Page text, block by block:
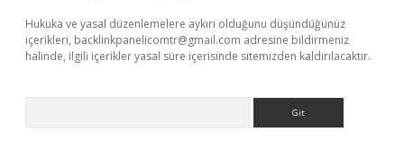
Hukuka ve yasal düzenlemelere aykırı olduğunu düşündüğünüz
içerikleri, backlinkpanelicomtr@gmail.com adresine bildirmeniz
halinde, ilgili içerikler yasal süre içerisinde sitemizden kaldırılacaktır.